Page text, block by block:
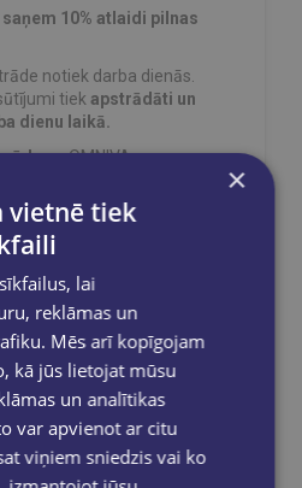
10% atlaidi pilnas
notiek darba dienās.
tiekapstrādāti un
dienu laikā.
uz OMNIVA
jebkurā GLOBUSS
dienu laikā, kad
saņemšanai, saņemsi
×
vietnē tiek
lai
reklāmas un
Mēs arī kopīgojam
kā jūs lietojat mūsu
un analītikas
var apvienot ar citu
viņiem sniedzis vai ko